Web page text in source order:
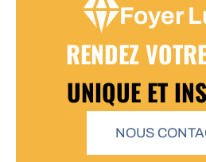
Foyer
RENDEZ
UNIQUE ET
NOUS